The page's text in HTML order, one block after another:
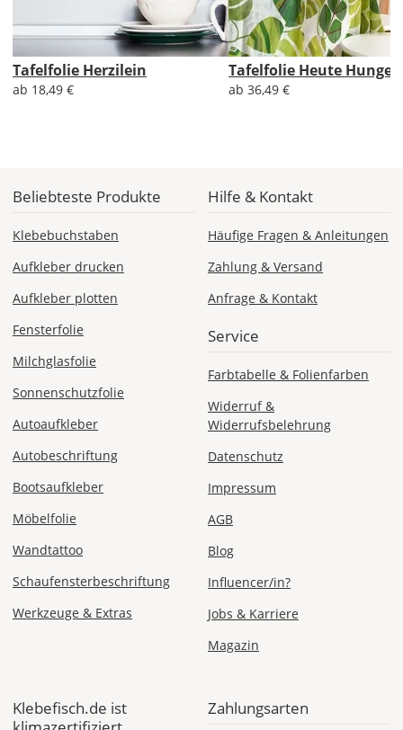
Priority
Deutschland
Produktionsaufschlag
ab 5,99 EUR*
EUR
Deutschland
Di., 11.08. -
Mi., 12.08.
Produktionsaufschlag
Versandkosten 14,99
EUR
vom
Die
im
Tafelfolie Herzilein
ab 18,49 €
Tafelfolie Heute Hunger
ab 36,49 €
Beliebteste Produkte
Klebebuchstaben
Aufkleber drucken
Aufkleber plotten
Fensterfolie
Milchglasfolie
Sonnenschutzfolie
Autoaufkleber
Autobeschriftung
Bootsaufkleber
Möbelfolie
Wandtattoo
Schaufensterbeschriftung
Werkzeuge & Extras
Hilfe & Kontakt
Häufige Fragen & Anleitungen
Zahlung & Versand
Anfrage & Kontakt
Service
Farbtabelle & Folienfarben
Widerruf &
Widerrufsbelehrung
Datenschutz
Impressum
AGB
Blog
Influencer/in?
Jobs & Karriere
Magazin
Klebefisch.de ist
Zahlungsarten